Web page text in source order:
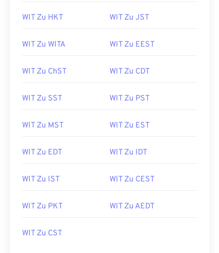
WIT Zu HKT WIT Zu JST
WIT Zu WITA WIT Zu EEST
WIT Zu ChST WIT Zu CDT
WIT Zu SST WIT Zu PST
WIT Zu MST WIT Zu EST
WIT Zu EDT WIT Zu IDT
WIT Zu IST WIT Zu CEST
WIT Zu PKT WIT Zu AEDT
WIT Zu CST